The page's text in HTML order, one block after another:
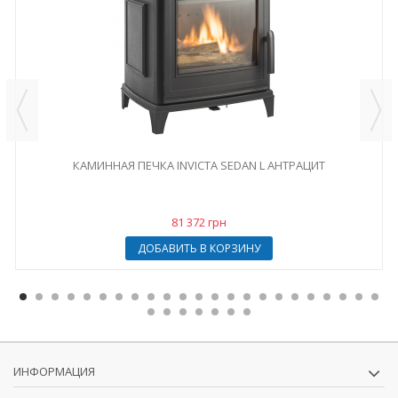
КАМИННАЯ ПЕЧКА INVICTA SEDAN L АНТРАЦИТ
81 372 грн
ДОБАВИТЬ В КОРЗИНУ
ИНФОРМАЦИЯ